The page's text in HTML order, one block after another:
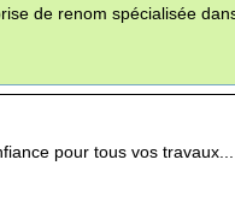
de renom spécialisée
pour tous vos travaux...